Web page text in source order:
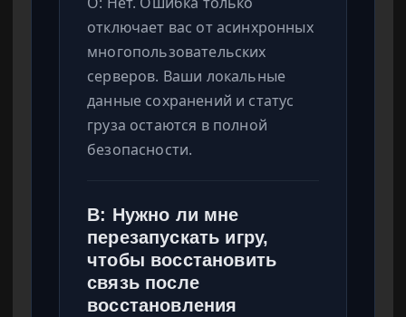
отключает вас от асинхронных
многопользовательских
серверов. Ваши локальные
данные сохранений и статус
груза остаются в полной
безопасности.
В: Нужно ли мне
перезапускать игру,
чтобы восстановить
связь после
восстановления